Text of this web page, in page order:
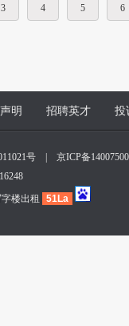
3 4 5 6
明 招聘英才 投
号
京ICP备
楼出租
51La